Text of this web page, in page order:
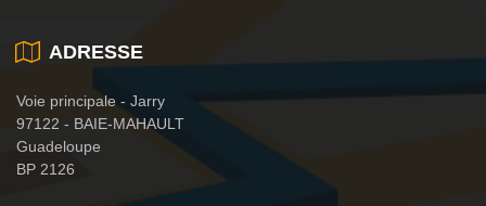
ADRESSE
Voie principale - Jarry
97122 - BAIE-MAHAULT
Guadeloupe
BP 2126